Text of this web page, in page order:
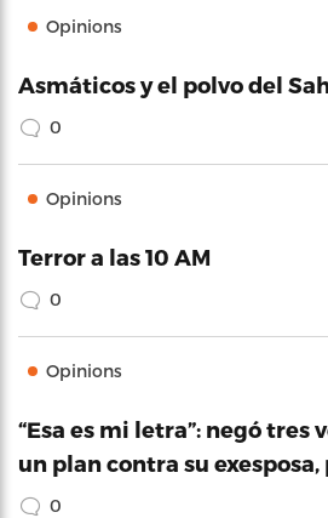
Opinions
Asmáticos y el polvo del
0
Opinions
Terror a las 10 AM
0
Opinions
“Esa es mi letra”: negó tres
un plan contra su exesposa,
0